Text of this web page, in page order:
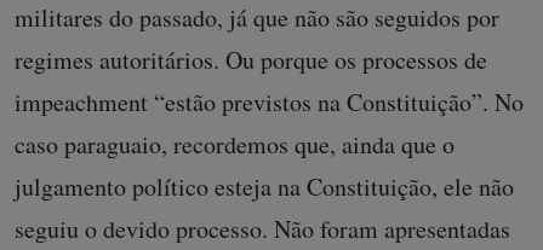
militares do passado, já que não são seguidos por
regimes autoritários. Ou porque os processos de
impeachment “estão previstos na Constituição”. No
caso paraguaio, recordemos que, ainda que o
julgamento político esteja na Constituição, ele não
seguiu o devido processo. Não foram apresentadas